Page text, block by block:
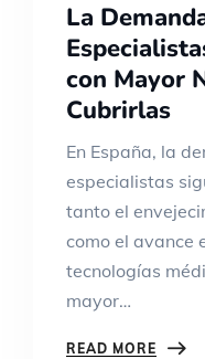
La
con Mayor
Cubrirlas
En España, la
especialistas
tanto el
como el avance
tecnologías
mayor…
READ MORE